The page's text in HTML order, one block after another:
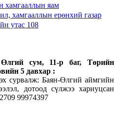
хамгааллын яам
хамгааллын ерөнхий газар
утас 108
сум, 11-р баг, Төрийн
5 давхар :
сурвалж: Баян-Өлгий аймгийн
дотоод сүлжээ хариуцсан
99974397